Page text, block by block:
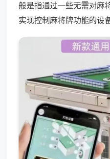
般是指通过一些无需对麻
实现控制麻将牌功能的设